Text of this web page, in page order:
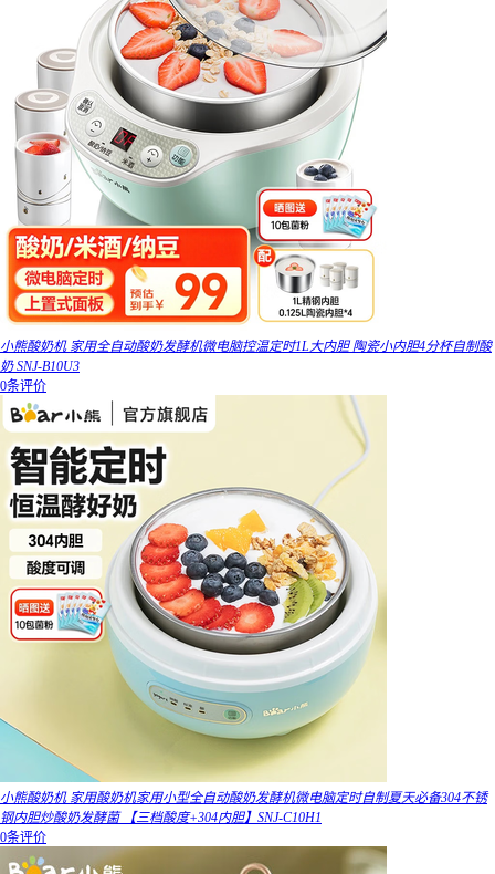
小熊酸奶机 家用全自动酸奶发酵机微电脑控温定时1L大内胆 陶瓷小内胆4分杯自制酸
奶 SNJ-B10U3
0条评价
小熊酸奶机 家用酸奶机家用小型全自动酸奶发酵机微电脑定时自制夏天必备304不锈
钢内胆炒酸奶发酵菌 【三档酸度+304内胆】SNJ-C10H1
0条评价